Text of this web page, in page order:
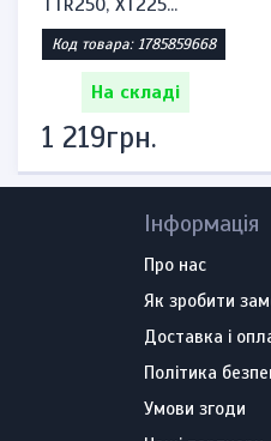
TTR250, XT225...
Код товара: 1785859668
На складі
1 219грн.
Інформація
Про нас
Як зробити
Доставка і
Політика
Умови згоди